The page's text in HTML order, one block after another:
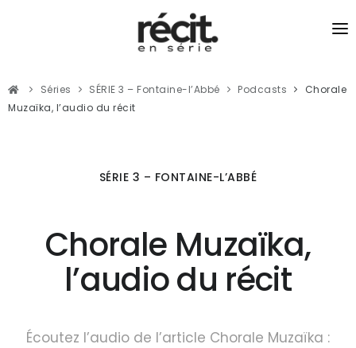
RÉCITS
JOURNALISME DU LIEN
Séries SÉRIE 3 – Fontaine-l’Abbé Podcasts
Chorale
Muzaïka, l’audio du récit
SÉRIE 3 – FONTAINE-L’ABBÉ
Chorale Muzaïka,
l’audio du récit
Écoutez l’audio de l’article Chorale Muzaïka :